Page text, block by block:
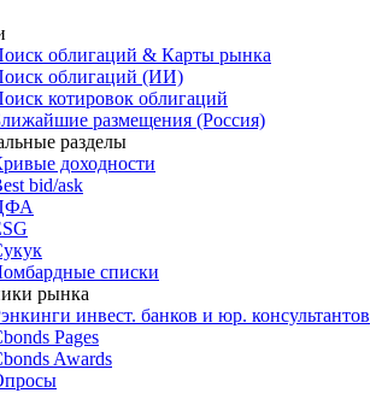
облигаций & Карты рынка
облигаций (ИИ)
котировок облигаций
размещения (Россия)
разделы
доходности
bid/ask
списки
рынка
инвест. банков и юр. консультантов
Pages
Awards